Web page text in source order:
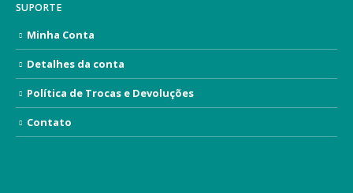
SUPORTE
Minha Conta
Detalhes da conta
Política de Trocas e Devoluções
Contato